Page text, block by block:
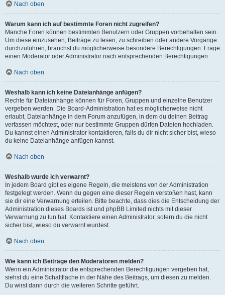
Nach oben
Warum kann ich auf bestimmte Foren nicht zugreifen?
Manche Foren können bestimmten Benutzern oder Gruppen vorbehalten sein.
Um diese einzusehen, Beiträge zu lesen, zu schreiben oder andere Vorgänge
durchzuführen, brauchst du möglicherweise besondere Berechtigungen. Frage
einen Moderator oder Administrator nach entsprechenden Berechtigungen.
Nach oben
Weshalb kann ich keine Dateianhänge anfügen?
Rechte für Dateianhänge können für Foren, Gruppen und einzelne Benutzer
vergeben werden. Die Board-Administration hat es möglicherweise nicht
erlaubt, Dateianhänge in dem Forum anzufügen, in dem du deinen Beitrag
verfassen möchtest, oder nur bestimmte Gruppen dürfen Dateien hochladen.
Du kannst einen Administrator kontaktieren, falls du dir nicht sicher bist, wieso
du keine Dateianhänge anfügen kannst.
Nach oben
Weshalb wurde ich verwarnt?
In jedem Board gibt es eigene Regeln, die meistens von der Administration
festgelegt werden. Wenn du gegen eine dieser Regeln verstoßen hast, kann
sie dir eine Verwarnung erteilen. Bitte beachte, dass dies die Entscheidung der
Administration dieses Boards ist und phpBB Limited nichts mit dieser
Verwarnung zu tun hat. Kontaktiere einen Administrator, sofern du die nicht
sicher bist, wieso du verwarnt wurdest.
Nach oben
Wie kann ich Beiträge den Moderatoren melden?
Wenn ein Administrator die entsprechenden Berechtigungen vergeben hat,
siehst du eine Schaltfläche in der Nähe des Beitrags, um diesen zu melden.
Du wirst dann durch die weiteren Schritte geführt.